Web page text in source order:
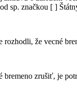
sp. značkou [ ]
rozhodli, že vecné
bremeno zrušiť, je